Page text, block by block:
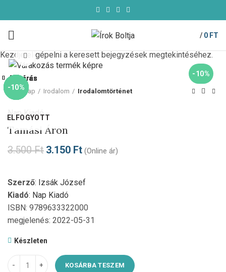
/ 0 FT
-10%
Click to enlarge
Kezdőlap Irodalom Irodalomtörténet
Nap Kiadó
Tamási Áron
3.500Ft 3.150 Ft (Online ár)
Szerző: Izsák József
Kiadó: Nap Kiadó
ISBN: 9789633322000
megjelenés: 2022-05-31
Készleten
KOSÁRBA TESZEM
-10%
Bezárás
-10%
Bezárás
-10%
Bezárás
-85%
Bezárás
-10%
ELFOGYOTT
Bezárás
-50%
Bezárás
-10%
Bezárás
-10%
Bezárás
Kezdje el gépelni a keresett bejegyzések megtekintéséhez.